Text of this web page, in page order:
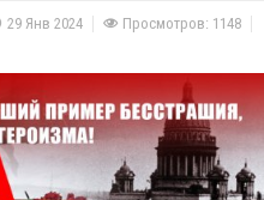
29 Янв 2024
Просмотров: 1148